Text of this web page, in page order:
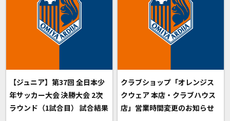
【ジュニア】第37回 全日本少
年サッカー大会 決勝大会 2次
ラウンド（1試合目） 試合結果
クラブショップ「オレンジス
クウェア 本店・クラブハウス
店」営業時間変更のお知らせ